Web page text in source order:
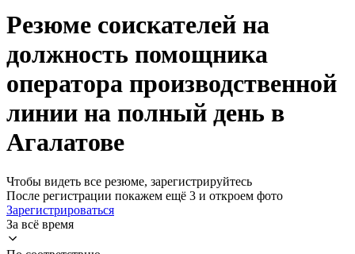
Резюме соискателей на
должность помощника
оператора производственной
линии на полный день в
Агалатове
Чтобы видеть все резюме, зарегистрируйтесь
После регистрации покажем ещё 3 и откроем фото
Зарегистрироваться
За всё время